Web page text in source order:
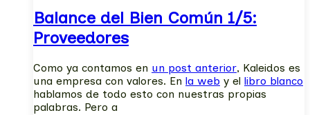
Balance del Bien Común 1/5:
Proveedores
Como ya contamos en un post anterior, Kaleidos es
una empresa con valores. En la web y el libro blanco
hablamos de todo esto con nuestras propias
palabras. Pero a